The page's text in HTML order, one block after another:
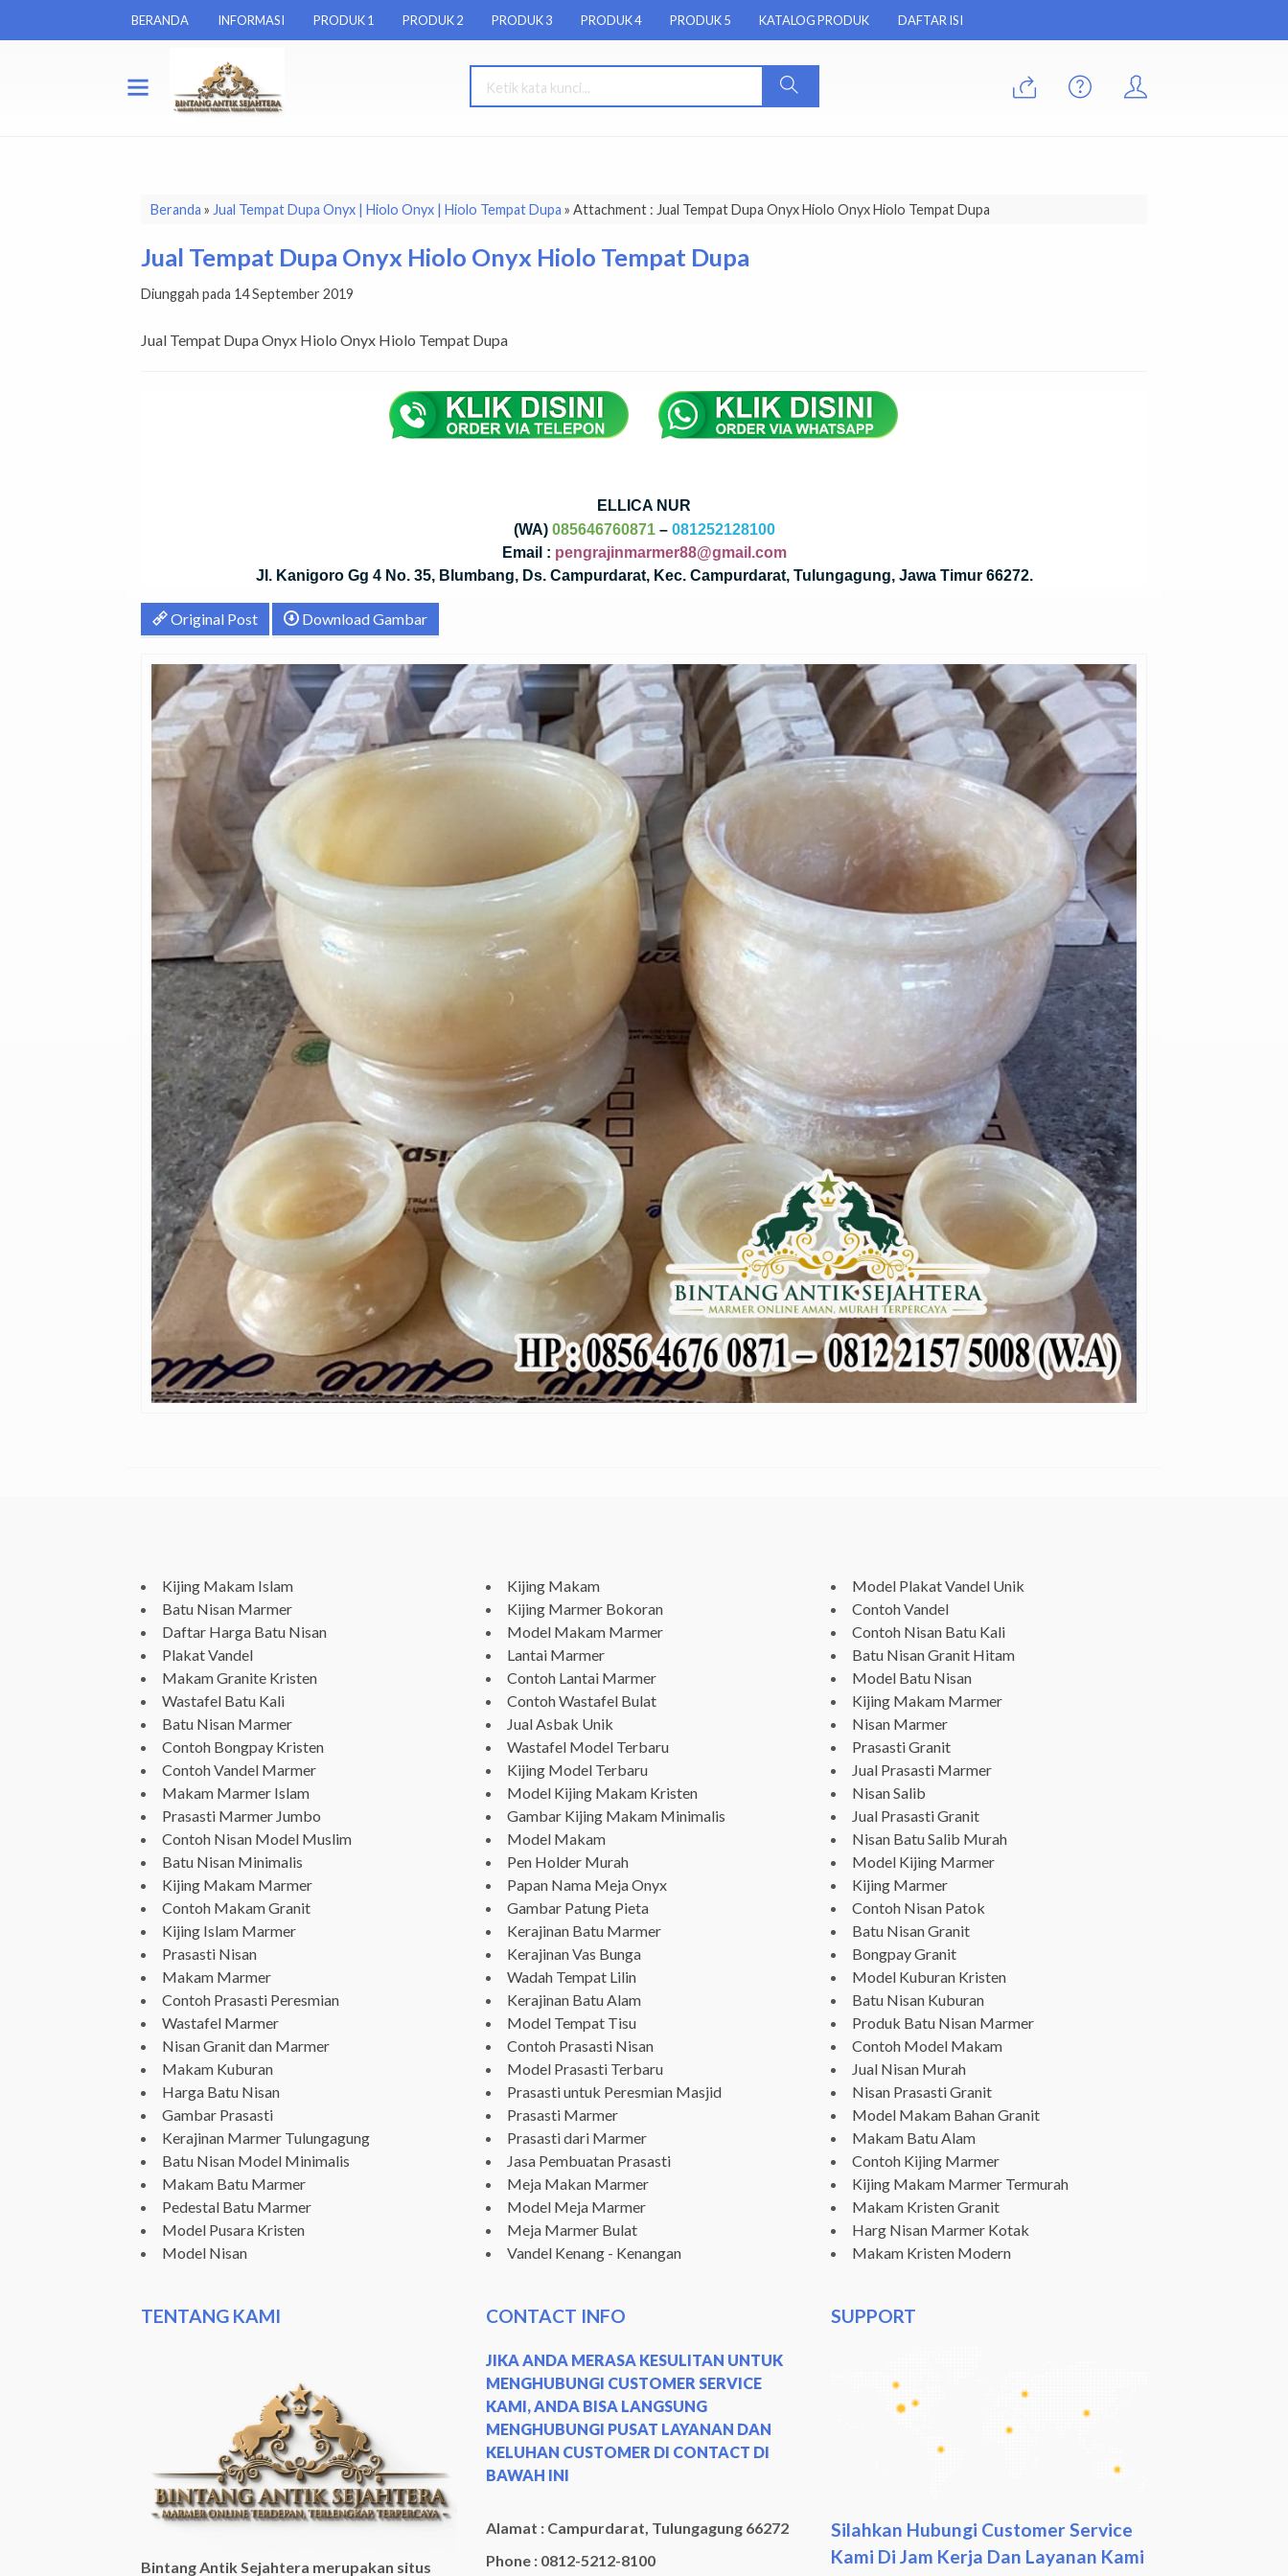
BERANDA INFORMASI PRODUK 1 PRODUK 2 PRODUK 3 PRODUK 4 PRODUK 5 KATALOG PRODUK DAFTAR ISI
Beranda » Jual Tempat Dupa Onyx | Hiolo Onyx | Hiolo Tempat Dupa » Attachment : Jual Tempat Dupa Onyx Hiolo Onyx Hiolo Tempat Dupa
Jual Tempat Dupa Onyx Hiolo Onyx Hiolo Tempat Dupa
Diunggah pada 14 September 2019
Jual Tempat Dupa Onyx Hiolo Onyx Hiolo Tempat Dupa
ELLICA NUR
(WA) 085646760871– 081252128100
Email : pengrajinmarmer88@gmail.com
Jl. Kanigoro Gg 4 No. 35, Blumbang, Ds. Campurdarat, Kec. Campurdarat, Tulungagung, Jawa Timur 66272.
Original Post Download Gambar
Kijing Makam Islam
Batu Nisan Marmer
Daftar Harga Batu Nisan
Plakat Vandel
Makam Granite Kristen
Wastafel Batu Kali
Batu Nisan Marmer
Contoh Bongpay Kristen
Contoh Vandel Marmer
Makam Marmer Islam
Prasasti Marmer Jumbo
Contoh Nisan Model Muslim
Batu Nisan Minimalis
Kijing Makam Marmer
Contoh Makam Granit
Kijing Islam Marmer
Prasasti Nisan
Makam Marmer
Contoh Prasasti Peresmian
Wastafel Marmer
Nisan Granit dan Marmer
Makam Kuburan
Harga Batu Nisan
Gambar Prasasti
Kerajinan Marmer Tulungagung
Batu Nisan Model Minimalis
Makam Batu Marmer
Pedestal Batu Marmer
Model Pusara Kristen
Model Nisan
TENTANG KAMI
Bintang Antik Sejahtera merupakan situs
Kijing Makam
Kijing Marmer Bokoran
Model Makam Marmer
Lantai Marmer
Contoh Lantai Marmer
Contoh Wastafel Bulat
Jual Asbak Unik
Wastafel Model Terbaru
Kijing Model Terbaru
Model Kijing Makam Kristen
Gambar Kijing Makam Minimalis
Model Makam
Pen Holder Murah
Papan Nama Meja Onyx
Gambar Patung Pieta
Kerajinan Batu Marmer
Kerajinan Vas Bunga
Wadah Tempat Lilin
Kerajinan Batu Alam
Model Tempat Tisu
Contoh Prasasti Nisan
Model Prasasti Terbaru
Prasasti untuk Peresmian Masjid
Prasasti Marmer
Prasasti dari Marmer
Jasa Pembuatan Prasasti
Meja Makan Marmer
Model Meja Marmer
Meja Marmer Bulat
Vandel Kenang - Kenangan
CONTACT INFO
JIKA ANDA MERASA KESULITAN UNTUK
MENGHUBUNGI CUSTOMER SERVICE
KAMI, ANDA BISA LANGSUNG
MENGHUBUNGI PUSAT LAYANAN DAN
KELUHAN CUSTOMER DI CONTACT DI
BAWAH INI
Alamat : Campurdarat, Tulungagung 66272
Phone : 0812-5212-8100
Model Plakat Vandel Unik
Contoh Vandel
Contoh Nisan Batu Kali
Batu Nisan Granit Hitam
Model Batu Nisan
Kijing Makam Marmer
Nisan Marmer
Prasasti Granit
Jual Prasasti Marmer
Nisan Salib
Jual Prasasti Granit
Nisan Batu Salib Murah
Model Kijing Marmer
Kijing Marmer
Contoh Nisan Patok
Batu Nisan Granit
Bongpay Granit
Model Kuburan Kristen
Batu Nisan Kuburan
Produk Batu Nisan Marmer
Contoh Model Makam
Jual Nisan Murah
Nisan Prasasti Granit
Model Makam Bahan Granit
Makam Batu Alam
Contoh Kijing Marmer
Kijing Makam Marmer Termurah
Makam Kristen Granit
Harg Nisan Marmer Kotak
Makam Kristen Modern
SUPPORT
Silahkan Hubungi Customer Service
Kami Di Jam Kerja Dan Layanan Kami